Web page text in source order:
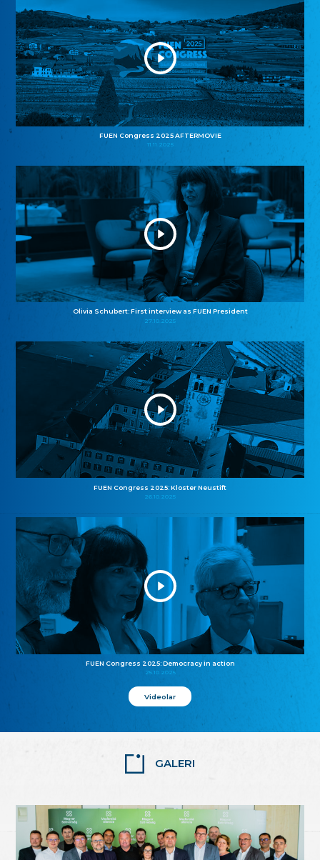
FUEN Congress 2025 AFTERMOVIE
11.11.2025
Olivia Schubert: First interview as FUEN President
27.10.2025
FUEN Congress 2025: Kloster Neustift
26.10.2025
FUEN Congress 2025: Democracy in action
25.10.2025
Videolar
GALERI